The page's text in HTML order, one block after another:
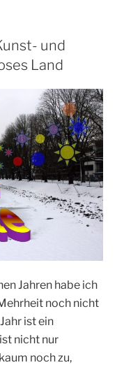
und
Land
Jahren habe ich
noch nicht
ist ein
nicht nur
noch zu,